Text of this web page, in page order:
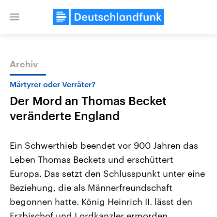
Close
Themen
Landtagswahl Sachsen-Anhalt
2026
Alle Informationen
Sachsen-Anhalt wählt am 6.
September 2026 einen neuen
Landtag. Seit 2021 wird das
Bundesland von einer Koalition aus
Aktuelle Beiträge,
Hintergründe
Wirtschaftlich und
gehören die Vereinigten
den mächtigsten Ländern
mit großem Einfluss auf
Archiv
Märtyrer oder Verräter?
Der Mord an Thomas Becket
veränderte England
Ein Schwerthieb beendet vor 900 Jahren das
Leben Thomas Beckets und erschüttert
Europa. Das setzt den Schlusspunkt unter eine
Beziehung, die als Männerfreundschaft
begonnen hatte. König Heinrich II. lässt den